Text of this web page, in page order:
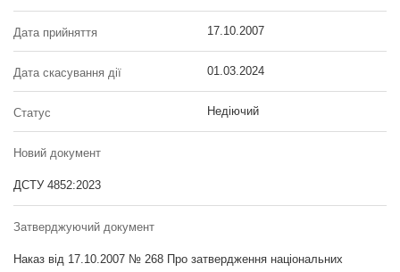
Дата прийняття 17.10.2007
Дата скасування дії 01.03.2024
Статус Недіючий
Новий документ
ДСТУ 4852:2023
Затверджуючий документ
Наказ від 17.10.2007 № 268 Про затвердження національних